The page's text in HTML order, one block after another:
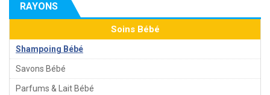
DT
RAYONS
Soins Bébé
Shampoing Bébé
Savons Bébé
Parfums & Lait Bébé